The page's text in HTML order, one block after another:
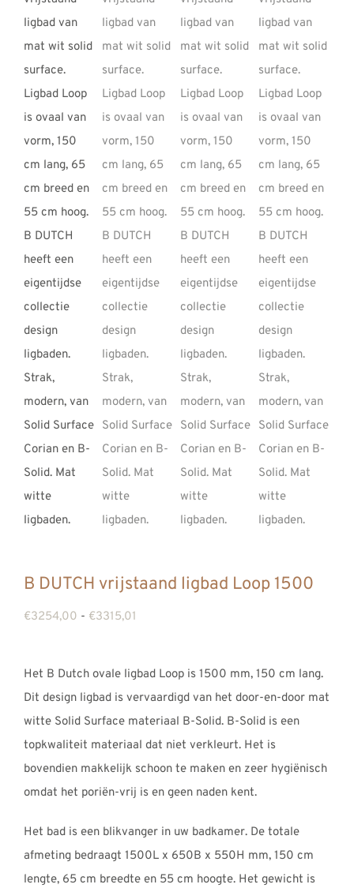
INFO
CONTACT
B DUTCH vrijstaand ligbad Loop 1500
€3254,00 - €3315,01
Het B Dutch ovale ligbad Loop is 1500 mm, 150 cm lang.
Dit design ligbad is vervaardigd van het door-en-door mat
witte Solid Surface materiaal B-Solid. B-Solid is een
topkwaliteit materiaal dat niet verkleurt. Het is
bovendien makkelijk schoon te maken en zeer hygiënisch
omdat het poriën-vrij is en geen naden kent.
Het bad is een blikvanger in uw badkamer. De totale
afmeting bedraagt 1500L x 650B x 550H mm, 150 cm
lengte, 65 cm breedte en 55 cm hoogte. Het gewicht is